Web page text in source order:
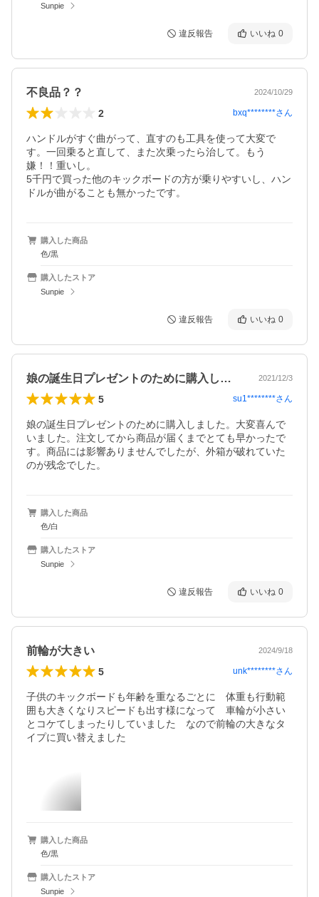
Sunpie
違反報告 いいね 0
不良品？？ 2024/10/29
2 bxq********さん
ハンドルがすぐ曲がって、直すのも工具を使って大変で
す。一回乗ると直して、また次乗ったら治して。もう
嫌！！重いし。
5千円で買った他のキックボードの方が乗りやすいし、ハン
購入した商品
色/黒
購入したストア
Sunpie
違反報告 いいね 0
娘の誕生日プレゼントのために購入しまし… 2021/12/3
5 su1********さん
娘の誕生日プレゼントのために購入しました。大変喜んで
いました。注文してから商品が届くまでとても早かったで
す。商品には影響ありませんでしたが、外箱が破れていた
のが残念でした。
購入した商品
色/白
購入したストア
Sunpie
違反報告 いいね 0
前輪が大きい 2024/9/18
5 unk********さん
子供のキックボードも年齢を重なるごとに　体重も行動範
囲も大きくなりスピードも出す様になって　車輪が小さい
とコケてしまったりしていました　なので前輪の大きなタ
イプに買い替えました
購入した商品
色/黒
購入したストア
Sunpie